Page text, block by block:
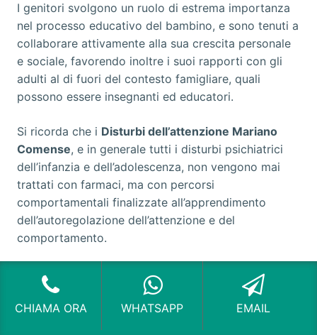
I genitori svolgono un ruolo di estrema importanza
nel processo educativo del bambino, e sono tenuti a
collaborare attivamente alla sua crescita personale
e sociale, favorendo inoltre i suoi rapporti con gli
adulti al di fuori del contesto famigliare, quali
possono essere insegnanti ed educatori.
Si ricorda che i Disturbi dell’attenzione Mariano
Comense, e in generale tutti i disturbi psichiatrici
dell’infanzia e dell’adolescenza, non vengono mai
trattati con farmaci, ma con percorsi
comportamentali finalizzate all’apprendimento
dell’autoregolazione dell’attenzione e del
comportamento.
Si tratta di terapie che non possono offrire risultati
immediati, ma hanno successo se l’ambiente
famigliare e la scuola operano in sinergia,
CHIAMA ORA WHATSAPP EMAIL